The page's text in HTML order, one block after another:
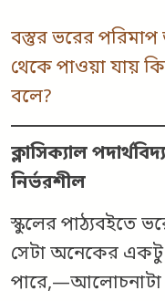
বস্তুর ভরের
থেকে পাওয়া যায়
বলে?
ক্লাসিক্যাল
নির্ভরশীল
স্কুলের পাঠ্যবইতে
সেটা অনেকের
পারে,—আলোচনাটা